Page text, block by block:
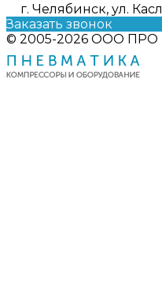
г. Челябинск, ул.
Заказать звонок
© 2005-2026 ООО ПРО